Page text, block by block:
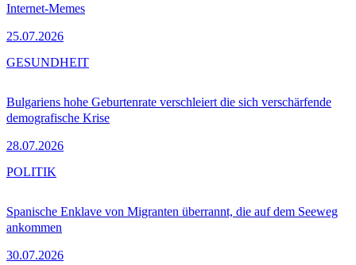
Internet-Memes
25.07.2026
Bulgariens hohe Geburtenrate verschleiert die sich verschärfende
demografische Krise
28.07.2026
GESUNDHEIT
Spanische Enklave von Migranten überrannt, die auf dem Seeweg
ankommen
30.07.2026
POLITIK